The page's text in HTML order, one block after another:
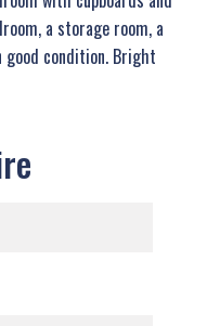
a storage room, a
condition. Bright